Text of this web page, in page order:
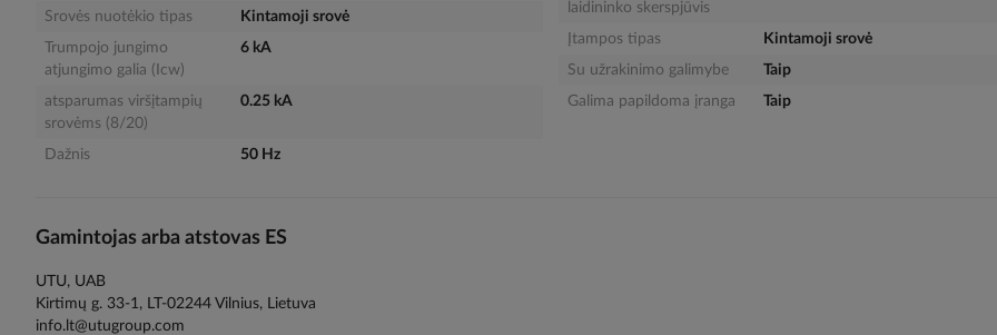
Srovės nuotėkio tipas
Kintamoji srovė
Trumpojo jungimo
atjungimo galia (Icw)
6 kA
atsparumas viršįtampių
srovėms (8/20)
0.25 kA
Dažnis 50 Hz
laidininko skerspjūvis
Įtampos tipas
Kintamoji srovė
Su užrakinimo galimybe
Taip
Galima papildoma įranga
Taip
Gamintojas arba atstovas ES
UTU, UAB
Kirtimų g. 33-1, LT-02244 Vilnius, Lietuva
info.lt@utugroup.com